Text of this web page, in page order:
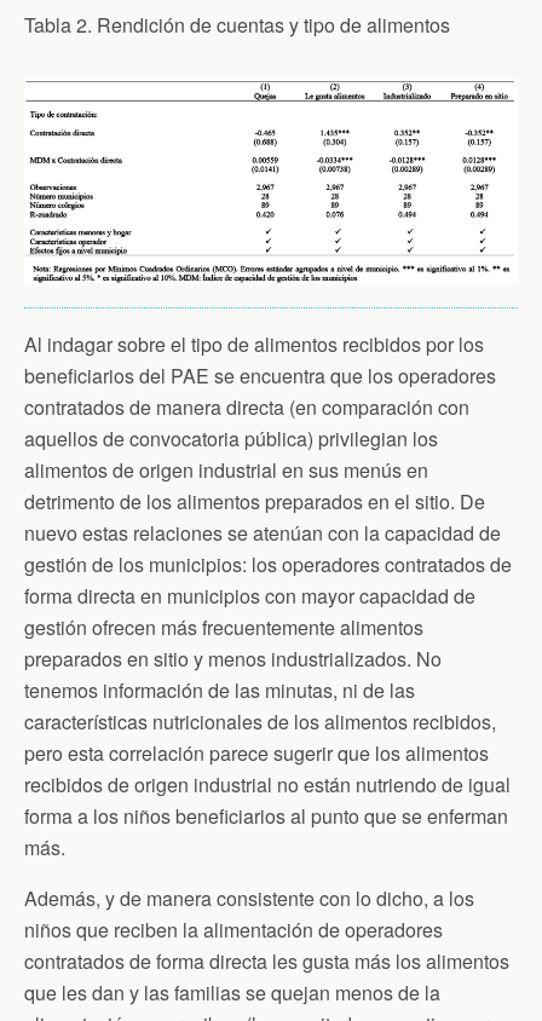
Tabla 2. Rendición de cuentas y tipo de alimentos
Al indagar sobre el tipo de alimentos recibidos por los
beneficiarios del PAE se encuentra que los operadores
contratados de manera directa (en comparación con
aquellos de convocatoria pública) privilegian los
alimentos de origen industrial en sus menús en
detrimento de los alimentos preparados en el sitio. De
nuevo estas relaciones se atenúan con la capacidad de
gestión de los municipios: los operadores contratados de
forma directa en municipios con mayor capacidad de
gestión ofrecen más frecuentemente alimentos
preparados en sitio y menos industrializados. No
tenemos información de las minutas, ni de las
características nutricionales de los alimentos recibidos,
pero esta correlación parece sugerir que los alimentos
recibidos de origen industrial no están nutriendo de igual
forma a los niños beneficiarios al punto que se enferman
más.
Además, y de manera consistente con lo dicho, a los
niños que reciben la alimentación de operadores
contratados de forma directa les gusta más los alimentos
que les dan y las familias se quejan menos de la